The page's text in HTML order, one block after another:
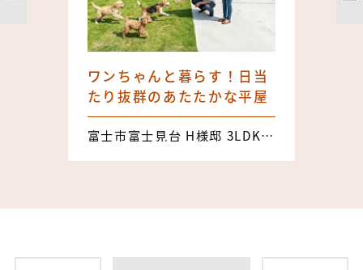
ワンちゃんと暮らす！日当
たり抜群のあたたかな平屋
富士市富士見台 H様邸 3LDK 25.71坪